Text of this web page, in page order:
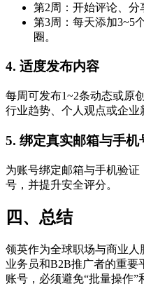
第2周：开始评论、分
第3周：每天添加3~5
圈。
4. 适度发布内容
每周可发布1~2条动态或原
行业趋势、个人观点或企业
5. 绑定真实邮箱与手机
为账号绑定邮箱与手机验
号，并提升安全评分。
四、总结
领英作为全球职场与商业
业务员和B2B推广者的重要
账号，必须避免“批量操作”